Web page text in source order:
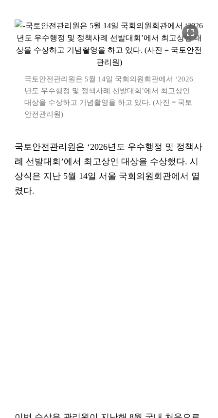
fullscreen
국토안전관리원은 5월 14일 국회의원회관에서 ‘2026
년도 우수행정 및 정책사례 선발대회’에서 최고상인
대상을 수상하고 기념촬영을 하고 있다. (사진 = 국토
안전관리원)
국토안전관리원은 ‘2026년도 우수행정 및 정책사
례 선발대회’에서 최고상인 대상을 수상했다. 시
상식은 지난 5월 14일 서울 국회의원회관에서 열
렸다.